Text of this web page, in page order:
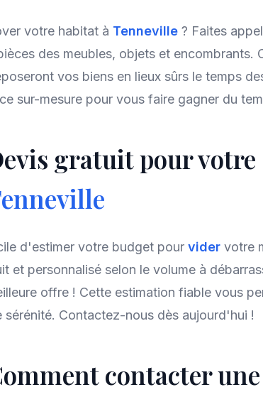
votre habitat à Tenneville ? Faites
des meubles, objets et encombrants.
vos biens en lieux sûrs le temps
sur-mesure pour vous faire gagner du
gratuit pour votre
d'estimer votre budget pour vider votre
et personnalisé selon le volume à
offre ! Cette estimation fiable vous
sérénité. Contactez-nous dès aujourd'hui !
contacter